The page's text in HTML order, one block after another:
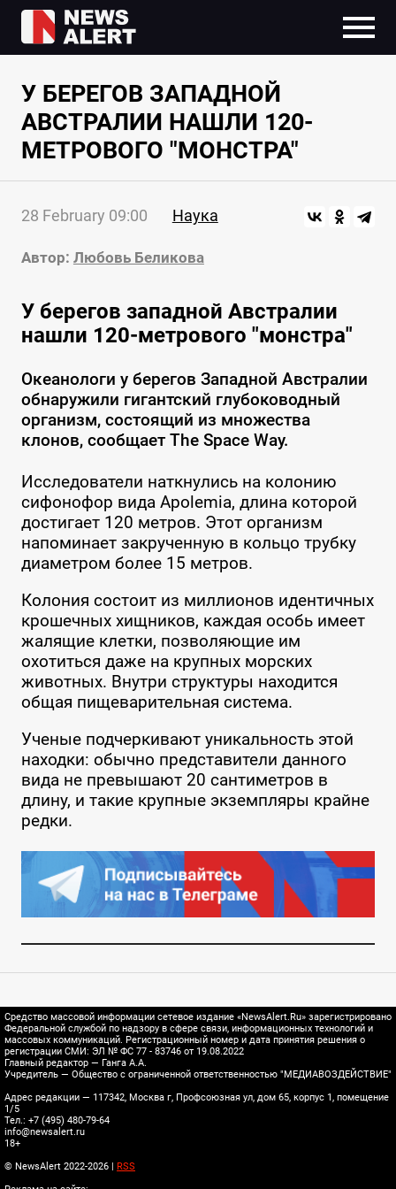
У БЕРЕГОВ ЗАПАДНОЙ
АВСТРАЛИИ НАШЛИ 120-
МЕТРОВОГО "МОНСТРА"
28 February 09:00 Наука
Автор: Любовь Беликова
У берегов западной Австралии
нашли 120-метрового "монстра"
Океанологи у берегов Западной Австралии
обнаружили гигантский глубоководный
организм, состоящий из множества
клонов, сообщает The Space Way.
Исследователи наткнулись на колонию
сифонофор вида Apolemia, длина которой
достигает 120 метров. Этот организм
напоминает закрученную в кольцо трубку
диаметром более 15 метров.
Колония состоит из миллионов идентичных
крошечных хищников, каждая особь имеет
жалящие клетки, позволяющие им
охотиться даже на крупных морских
животных. Внутри структуры находится
общая пищеварительная система.
Ученые подчеркивают уникальность этой
находки: обычно представители данного
вида не превышают 20 сантиметров в
длину, и такие крупные экземпляры крайне
редки.
Средство массовой информации сетевое издание «NewsAlert.Ru» зарегистрировано
Федеральной службой по надзору в сфере связи, информационных технологий и
массовых коммуникаций. Регистрационный номер и дата принятия решения о
регистрации СМИ: ЭЛ № ФС 77 - 83746 от 19.08.2022
Главный редактор — Ганга А.А.
Учредитель — Общество с ограниченной ответственностью "МЕДИАВОЗДЕЙСТВИЕ"
Адрес редакции — 117342, Москва г, Профсоюзная ул, дом 65, корпус 1, помещение
1/5
Тел.: +7 (495) 480-79-64
info@newsalert.ru
18+
© NewsAlert 2022-2026 | RSS